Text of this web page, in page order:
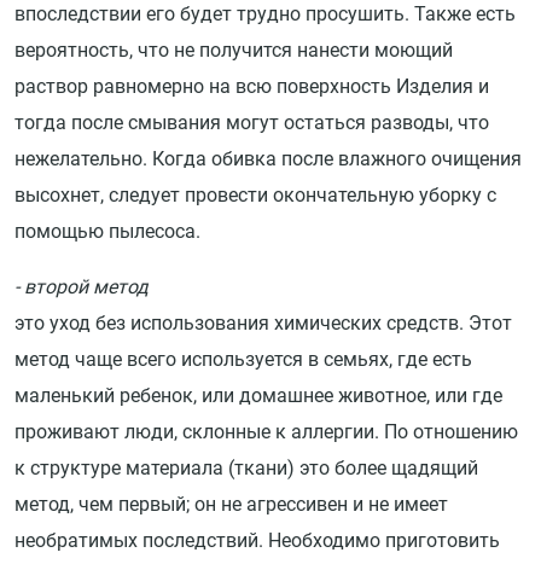
впоследствии его будет трудно просушить. Также есть
вероятность, что не получится нанести моющий
раствор равномерно на всю поверхность Изделия и
тогда после смывания могут остаться разводы, что
нежелательно. Когда обивка после влажного очищения
высохнет, следует провести окончательную уборку с
помощью пылесоса.
- второй метод
это уход без использования химических средств. Этот
метод чаще всего используется в семьях, где есть
маленький ребенок, или домашнее животное, или где
проживают люди, склонные к аллергии. По отношению
к структуре материала (ткани) это более щадящий
метод, чем первый; он не агрессивен и не имеет
необратимых последствий. Необходимо приготовить